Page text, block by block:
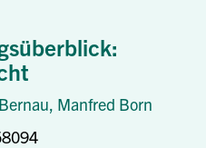
Manfred Born